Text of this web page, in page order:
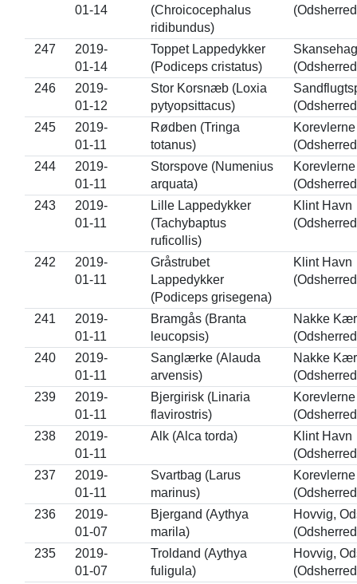
01-14
(Chroicocephalus
ridibundus)
247
2019-
01-14
Toppet Lappedykker
(Podiceps cristatus)
246
2019-
01-12
Stor Korsnæb (Loxia
pytyopsittacus)
245
2019-
01-11
Rødben (Tringa
totanus)
Korevlerne
244
2019-
01-11
Storspove (Numenius
arquata)
Korevlerne
243
2019-
01-11
Lille Lappedykker
(Tachybaptus
ruficollis)
Klint Havn
242
2019-
01-11
Gråstrubet
Lappedykker
(Podiceps grisegena)
Klint Havn
241
2019-
01-11
Bramgås (Branta
leucopsis)
Nakke Kær
240
2019-
01-11
Sanglærke (Alauda
arvensis)
Nakke Kær
239
2019-
01-11
Bjergirisk (Linaria
flavirostris)
Korevlerne
238
2019-
01-11
Alk (Alca torda)
Klint Havn
237
2019-
01-11
Svartbag (Larus
marinus)
Korevlerne
236
2019-
01-07
Bjergand (Aythya
marila)
Hovvig,
235
2019-
01-07
Troldand (Aythya
fuligula)
Hovvig,